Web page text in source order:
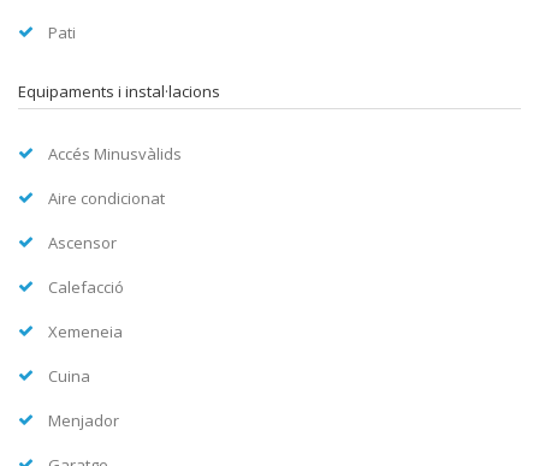
Pati
Equipaments i instal·lacions
Accés Minusvàlids
Aire condicionat
Ascensor
Calefacció
Xemeneia
Cuina
Menjador